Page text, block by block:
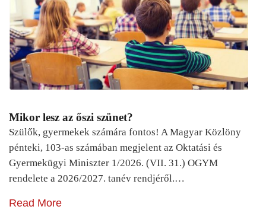
Mikor lesz az őszi szünet?
Szülők, gyermekek számára fontos! A Magyar Közlöny
pénteki, 103-as számában megjelent az Oktatási és
Gyermekügyi Miniszter 1/2026. (VII. 31.) OGYM
rendelete a 2026/2027. tanév rendjéről.…
Read More